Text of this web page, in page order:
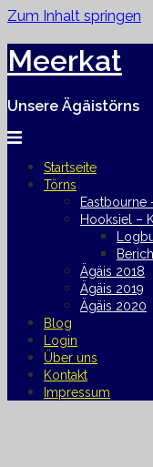
Zum Inhalt springen
Meerkat
Unsere Ägäistörns
Startseite
Törns
Eastbourne
Hooksiel –
Ägäis 2018
Ägäis 2019
Ägäis 2020
Blog
Login
Über uns
Kontakt
Impressum